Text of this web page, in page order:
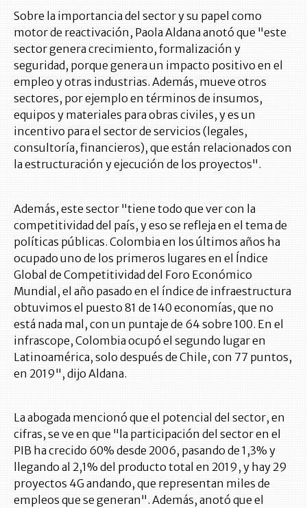
Sobre la importancia del sector y su papel como
motor de reactivación, Paola Aldana anotó que "este
sector genera crecimiento, formalización y
seguridad, porque genera un impacto positivo en el
empleo y otras industrias. Además, mueve otros
sectores, por ejemplo en términos de insumos,
equipos y materiales para obras civiles, y es un
incentivo para el sector de servicios (legales,
consultoría, financieros), que están relacionados con
la estructuración y ejecución de los proyectos".
Además, este sector "tiene todo que ver con la
competitividad del país, y eso se refleja en el tema de
políticas públicas. Colombia en los últimos años ha
ocupado uno de los primeros lugares en el Índice
Global de Competitividad del Foro Económico
Mundial, el año pasado en el índice de infraestructura
obtuvimos el puesto 81 de 140 economías, que no
está nada mal, con un puntaje de 64 sobre 100. En el
infrascope, Colombia ocupó el segundo lugar en
Latinoamérica, solo después de Chile, con 77 puntos,
en 2019", dijo Aldana.
La abogada mencionó que el potencial del sector, en
cifras, se ve en que "la participación del sector en el
PIB ha crecido 60% desde 2006, pasando de 1,3% y
llegando al 2,1% del producto total en 2019, y hay 29
proyectos 4G andando, que representan miles de
empleos que se generan". Además, anotó que el